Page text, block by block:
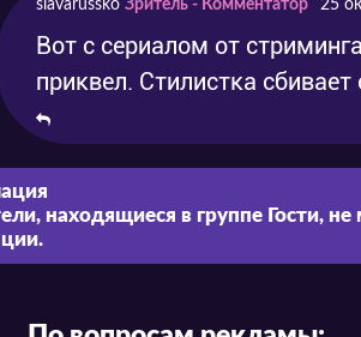
slavarussko Зритель - Комментатор 25
Вот с сериалом от
приквел. Стилистка сбивает
находящиеся в группе Гости, не